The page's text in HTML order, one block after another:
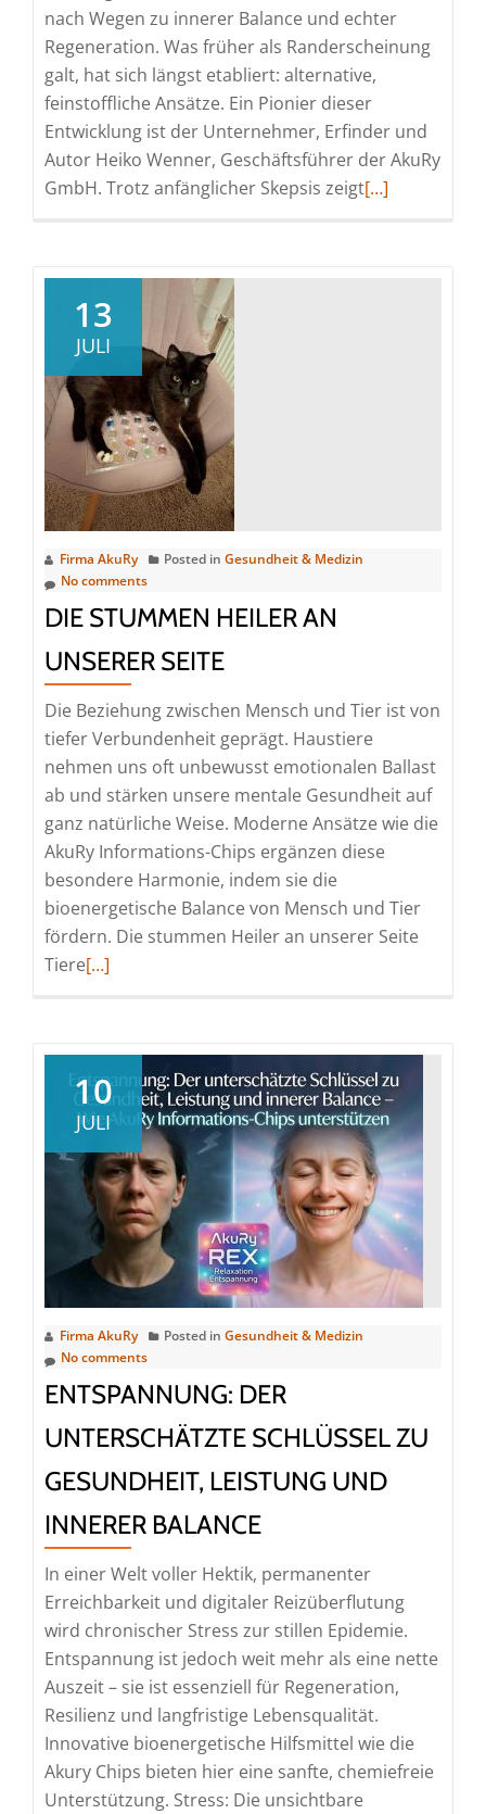
nach Wegen zu innerer Balance und echter
Regeneration. Was früher als Randerscheinung
galt, hat sich längst etabliert: alternative,
feinstoffliche Ansätze. Ein Pionier dieser
Entwicklung ist der Unternehmer, Erfinder und
Autor Heiko Wenner, Geschäftsführer der AkuRy
GmbH. Trotz anfänglicher Skepsis zeigtRead
[…]
13
JULI
Firma AkuRy Posted in Gesundheit & Medizin
No comments
DIE STUMMEN HEILER AN
UNSERER SEITE
Die Beziehung zwischen Mensch und Tier ist von
tiefer Verbundenheit geprägt. Haustiere
nehmen uns oft unbewusst emotionalen Ballast
ab und stärken unsere mentale Gesundheit auf
ganz natürliche Weise. Moderne Ansätze wie die
AkuRy Informations-Chips ergänzen diese
besondere Harmonie, indem sie die
bioenergetische Balance von Mensch und Tier
fördern. Die stummen Heiler an unserer Seite
TiereRead
stummen
Heiler
an
unserer
Seite
[…]
10
JULI
Firma AkuRy Posted in Gesundheit & Medizin
No comments
ENTSPANNUNG: DER
UNTERSCHÄTZTE SCHLÜSSEL ZU
GESUNDHEIT, LEISTUNG UND
INNERER BALANCE
In einer Welt voller Hektik, permanenter
Erreichbarkeit und digitaler Reizüberflutung
wird chronischer Stress zur stillen Epidemie.
Entspannung ist jedoch weit mehr als eine nette
Auszeit – sie ist essenziell für Regeneration,
Resilienz und langfristige Lebensqualität.
Innovative bioenergetische Hilfsmittel wie die
Akury Chips bieten hier eine sanfte, chemiefreie
Unterstützung. Stress: Die unsichtbare